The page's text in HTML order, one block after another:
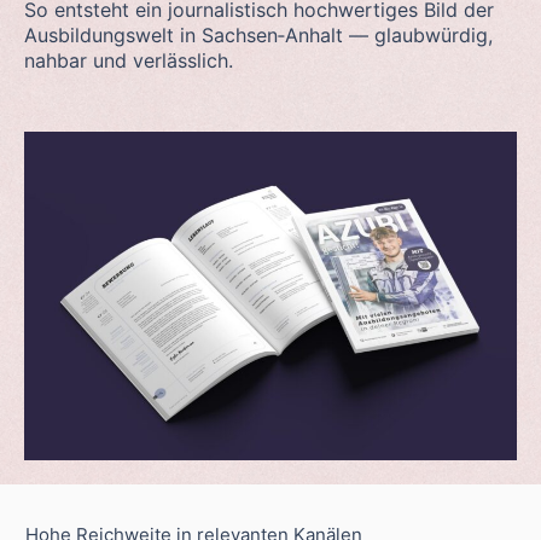
So entsteht ein journalistisch hochwertiges Bild der
Ausbildungswelt in Sachsen‑Anhalt — glaubwürdig,
nahbar und verlässlich.
Hohe Reichweite in relevanten Kanälen